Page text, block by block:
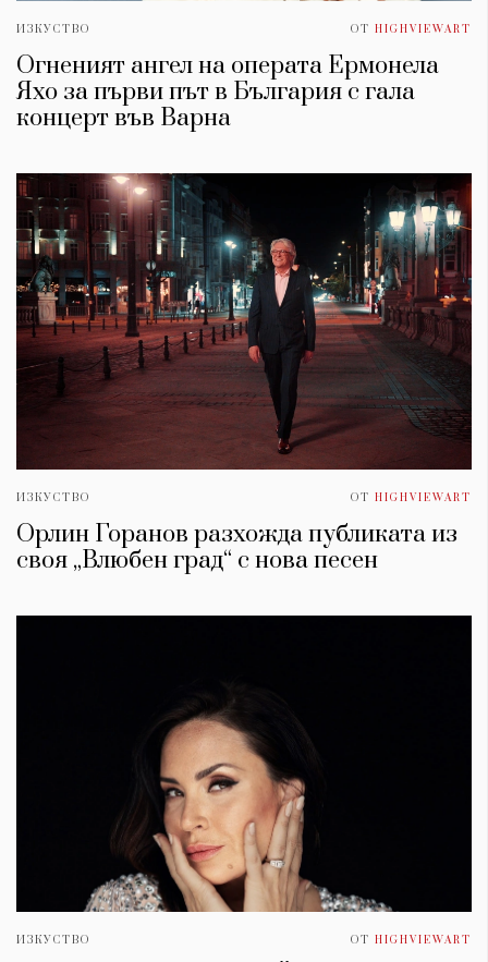
ИЗКУСТВО ОТ HIGHVIEWART
Oгненият ангел на операта Ермонела
Яхо за първи път в България с гала
концерт във Варна
ИЗКУСТВО ОТ HIGHVIEWART
Орлин Горанов разхожда публиката из
своя „Влюбен град“ с нова песен
ИЗКУСТВО ОТ HIGHVIEWART